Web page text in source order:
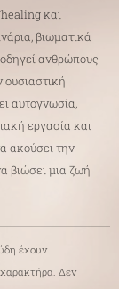
και
βιωματικά
ανθρώπους
αυτογνωσία,
εργασία και
ακούσει την
βιώσει μια ζωή
έχουν
χαρακτήρα. Δεν